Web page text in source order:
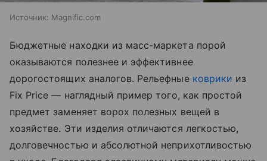
Источник: Magnific.com
Бюджетные находки из масс-маркета порой
оказываются полезнее и эффективнее
дорогостоящих аналогов. Рельефные коврики из
Fix Price — наглядный пример того, как простой
предмет заменяет ворох полезных вещей в
хозяйстве. Эти изделия отличаются легкостью,
долговечностью и абсолютной неприхотливостью